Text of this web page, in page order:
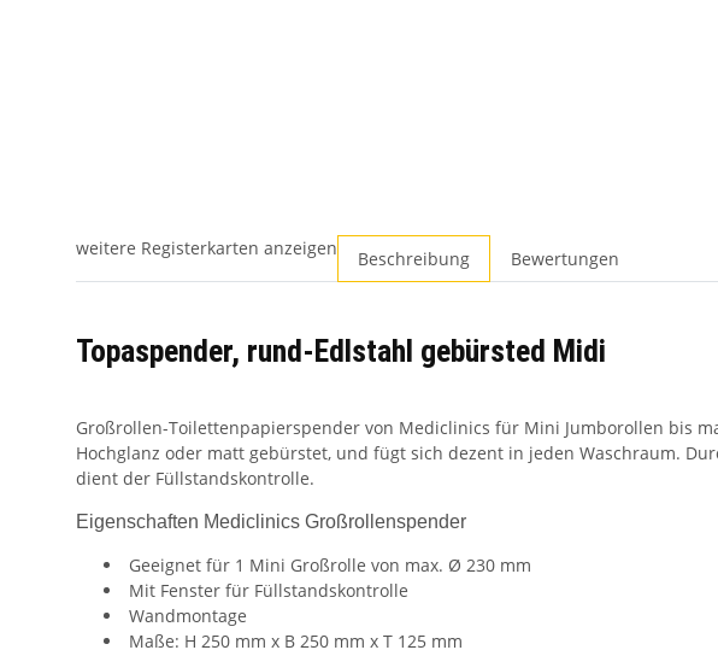
weitere Registerkarten anzeigen Beschreibung Bewertungen
Topaspender, rund-Edlstahl gebürsted Midi
Großrollen-Toilettenpapierspender von Mediclinics für Mini Jumborollen bis
Hochglanz oder matt gebürstet, und fügt sich dezent in jeden Waschraum.
dient der Füllstandskontrolle.
Eigenschaften Mediclinics Großrollenspender
Geeignet für 1 Mini Großrolle von max. Ø 230 mm
Mit Fenster für Füllstandskontrolle
Wandmontage
Maße: H 250 mm x B 250 mm x T 125 mm